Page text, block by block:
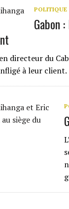
POLITIQUE
Gabon
directeur du
à leur client.